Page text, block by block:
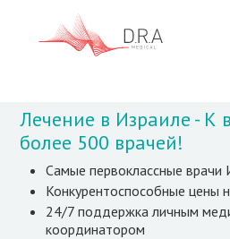
Лечение в Израиле - К
более 500 врачей!
Самые первоклассные врачи
Конкурентоспособные цены
24/7 поддержка личным
координатором